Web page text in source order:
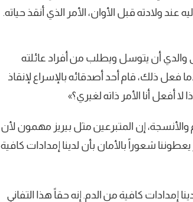
ولادته قبل الأوان، الأمر الذي أنقذ حياته.
أن يتوسل ويطلب من أفراد عائلته
فعل ذلك، قام أحد أصدقائه بالإسراع لإنقاذ
أفعل أنا الأمر ذاته لغيري؟»
إن المتبرعين مثل بيريز مهمون لأن
شعوراً بالأمان بأن لدينا إمدادات كافية
إمدادات كافية من الدم. إنه حقاً هذا التفاني